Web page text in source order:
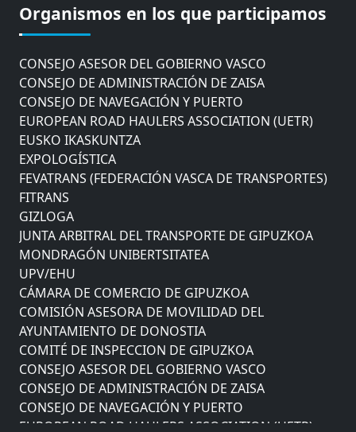
Organismos en los que participamos
AYUNTAMIENTO DE DONOSTIA
COMITÉ DE INSPECCION DE GIPUZKOA
CONSEJO ASESOR DEL GOBIERNO VASCO
CONSEJO DE ADMINISTRACIÓN DE ZAISA
CONSEJO DE NAVEGACIÓN Y PUERTO
EUROPEAN ROAD HAULERS ASSOCIATION (UETR)
EUSKO IKASKUNTZA
EXPOLOGÍSTICA
FEVATRANS (FEDERACIÓN VASCA DE TRANSPORTES)
FITRANS
GIZLOGA
JUNTA ARBITRAL DEL TRANSPORTE DE GIPUZKOA
MONDRAGÓN UNIBERTSITATEA
UPV/EHU
CÁMARA DE COMERCIO DE GIPUZKOA
COMISIÓN ASESORA DE MOVILIDAD DEL
AYUNTAMIENTO DE DONOSTIA
COMITÉ DE INSPECCION DE GIPUZKOA
CONSEJO ASESOR DEL GOBIERNO VASCO
CONSEJO DE ADMINISTRACIÓN DE ZAISA
CONSEJO DE NAVEGACIÓN Y PUERTO
EUROPEAN ROAD HAULERS ASSOCIATION (UETR)